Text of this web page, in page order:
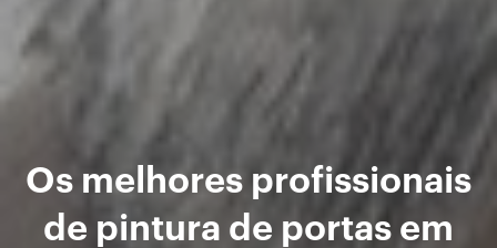
Os melhores profissionais
de pintura de portas em